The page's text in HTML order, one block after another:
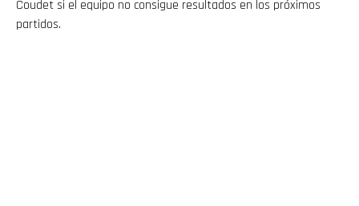
Coudet si el equipo no consigue resultados en los próximos
partidos.